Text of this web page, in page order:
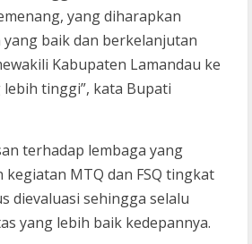
yang diharapkan
baik dan berkelanjutan
Kabupaten Lamandau ke
tinggi”, kata Bupati
terhadap lembaga yang
MTQ dan FSQ tingkat
dievaluasi sehingga selalu
yang lebih baik kedepannya.